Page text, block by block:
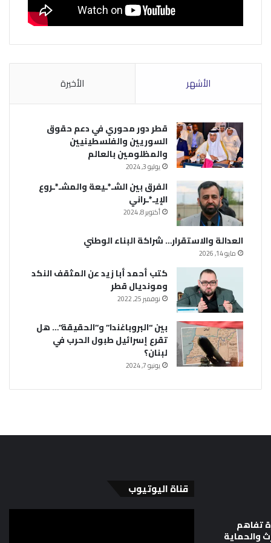
الأشهر الأخيرة
قطر دور محوري في دعم حقوق
السوريين والفلسطينيين
والمظلومين بالعالم
يوليو 3, 2024
الفرق بين الشـ*ـيعة والمشـ*ـروع
الإيـ*ـراني
أكتوبر 8, 2024
العدالة والاستقرار… شراكة البناء الوطني
مايو 14, 2026
كتب أحمد أبا زيد عن المثقف النكد
ومونديال قطر
نوفمبر 25, 2022
بين “البروباغندا” و”الحقيقة”… هل
تقرع إسرائيل طبول الحرب في
لبنان؟
يونيو 7, 2024
تفاهم
والحماية
قناة اليوتيوب